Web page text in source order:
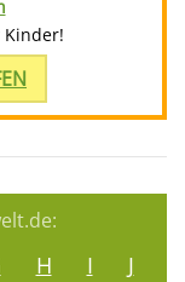
H I
J